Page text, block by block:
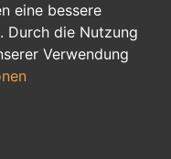
eine bessere
Durch die Nutzung
Verwendung